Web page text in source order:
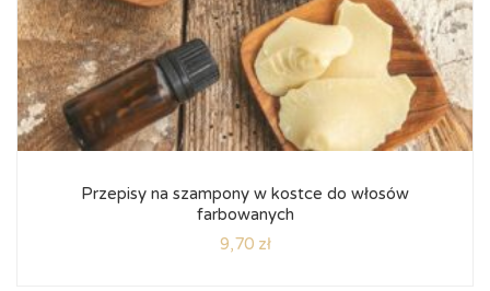
Przepisy na szampony w kostce do włosów
farbowanych
9,70 zł